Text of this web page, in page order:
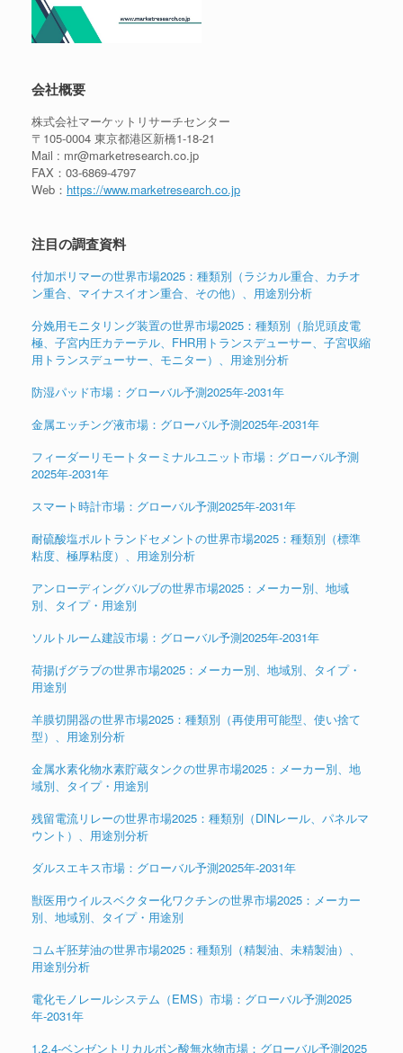
会社概要
株式会社マーケットリサーチセンター
〒105-0004 東京都港区新橋1-18-21
Mail : mr@marketresearch.co.jp
FAX：03-6869-4797
Web： https://www.marketresearch.co.jp
注目の調査資料
付加ポリマーの世界市場2025：種類別（ラジカル重合、カチオ
ン重合、マイナスイオン重合、その他）、用途別分析
分娩用モニタリング装置の世界市場2025：種類別（胎児頭皮電
極、子宮内圧カテーテル、FHR用トランスデューサー、子宮収縮
用トランスデューサー、モニター）、用途別分析
防湿パッド市場：グローバル予測2025年-2031年
金属エッチング液市場：グローバル予測2025年-2031年
フィーダーリモートターミナルユニット市場：グローバル予測
2025年-2031年
スマート時計市場：グローバル予測2025年-2031年
耐硫酸塩ポルトランドセメントの世界市場2025：種類別（標準
粘度、極厚粘度）、用途別分析
アンローディングバルブの世界市場2025：メーカー別、地域
別、タイプ・用途別
ソルトルーム建設市場：グローバル予測2025年-2031年
荷揚げグラブの世界市場2025：メーカー別、地域別、タイプ・
用途別
羊膜切開器の世界市場2025：種類別（再使用可能型、使い捨て
型）、用途別分析
金属水素化物水素貯蔵タンクの世界市場2025：メーカー別、地
域別、タイプ・用途別
残留電流リレーの世界市場2025：種類別（DINレール、パネルマ
ウント）、用途別分析
ダルスエキス市場：グローバル予測2025年-2031年
獣医用ウイルスベクター化ワクチンの世界市場2025：メーカー
別、地域別、タイプ・用途別
コムギ胚芽油の世界市場2025：種類別（精製油、未精製油）、
用途別分析
電化モノレールシステム（EMS）市場：グローバル予測2025
年-2031年
1,2,4-ベンゼントリカルボン酸無水物市場：グローバル予測2025